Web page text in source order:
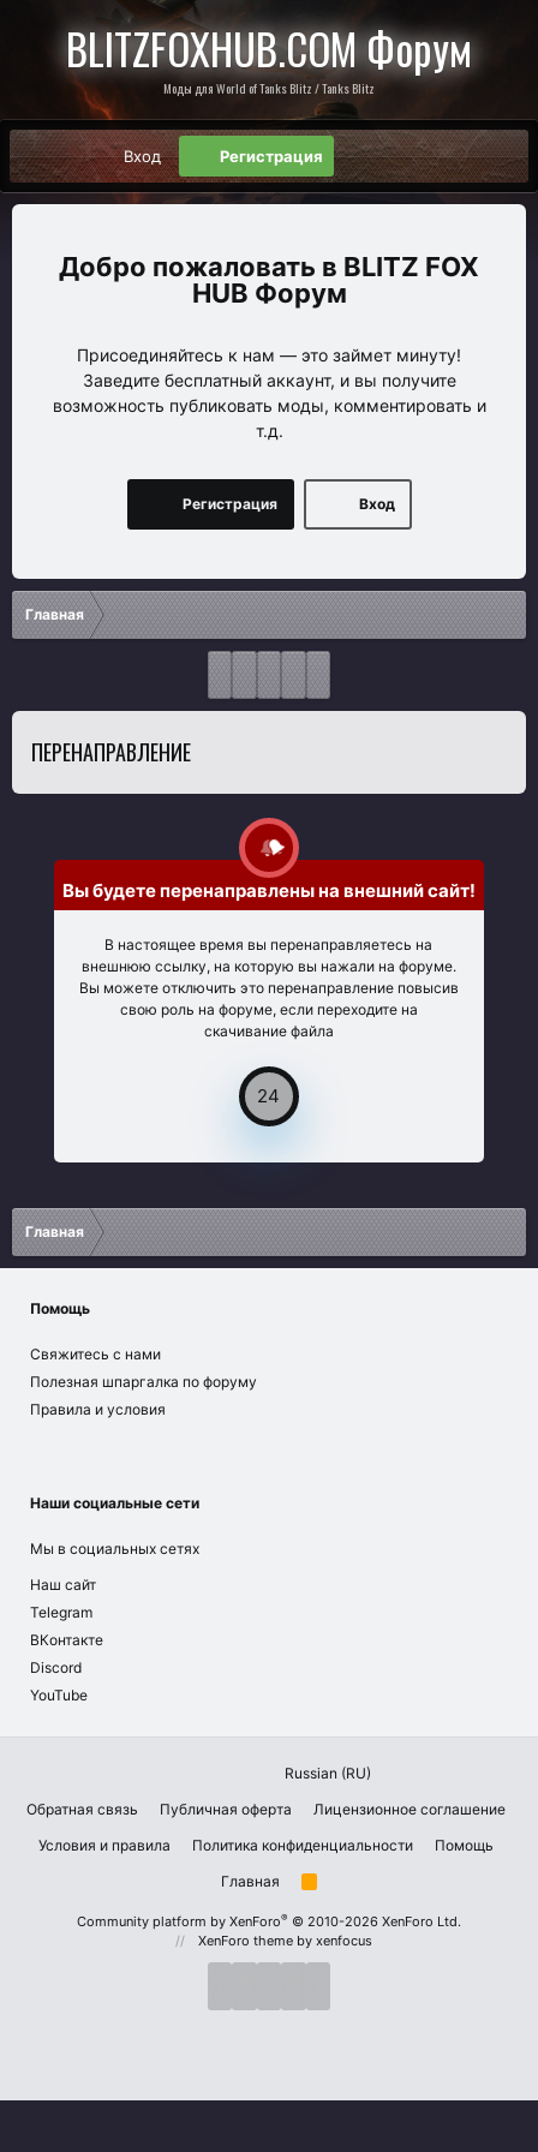
BLITZFOXHUB.COM Форум
Моды для World of Tanks Blitz / Tanks Blitz
Вход Регистрация
BLITZ FOX
HUB Форум
Присоединяйтесь к нам — это займет минуту!
Заведите бесплатный аккаунт, и вы получите
возможность публиковать моды, комментировать и
т.д.
Вход
Регистрация
Главная
ПЕРЕНАПРАВЛЕНИЕ
Вы будете перенаправлены на внешний сайт!
В настоящее время вы перенаправляетесь на
внешнюю ссылку, на которую вы нажали на форуме.
Вы можете отключить это перенаправление повысив
свою роль на форуме, если переходите на
скачивание файла
24
Главная
Помощь
Свяжитесь с нами
Полезная шпаргалка по форуму
Правила и условия
Наши социальные сети
Мы в социальных сетях
Наш сайт
Telegram
ВКонтакте
Discord
YouTube
Russian (RU)
Обратная связь
Публичная оферта
Лицензионное соглашение
Условия и правила
Политика конфиденциальности
Помощь
Главная
R
Community platform by XenForo® © 2010-2026 XenForo Ltd.
XenForo theme by xenfocus